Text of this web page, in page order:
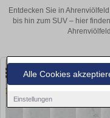
Alle Cookies
Einstellungen
Entdecken Sie in
bis hin zum SUV – hier